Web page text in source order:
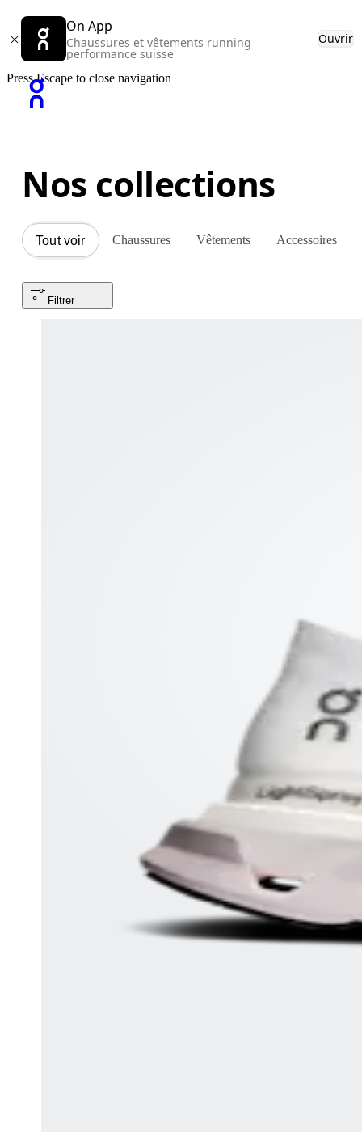
On App
Chaussures et vêtements running
performance suisse
Ouvrir
Press Escape to close navigation
Nos collections
Tout voir Chaussures Vêtements Accessoires
Filtrer